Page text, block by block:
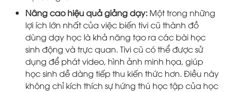
Nâng cao hiệu quả giảng dạy: Một trong những
lợi ích lớn nhất của việc biến tivi cũ thành đồ
dùng dạy học là khả năng tạo ra các bài học
sinh động và trực quan. Tivi cũ có thể được sử
dụng để phát video, hình ảnh minh họa, giúp
học sinh dễ dàng tiếp thu kiến thức hơn. Điều này
không chỉ kích thích sự hứng thú học tập của học